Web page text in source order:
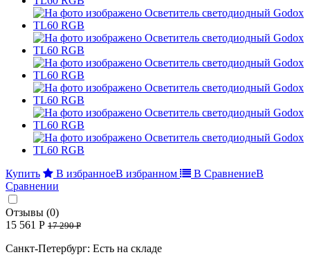
Купить В избранноеВ избранном В СравнениеВ
Сравнении
Отзывы (0)
15 561 Р 17 290 Р
Санкт-Петербург: Есть на складе